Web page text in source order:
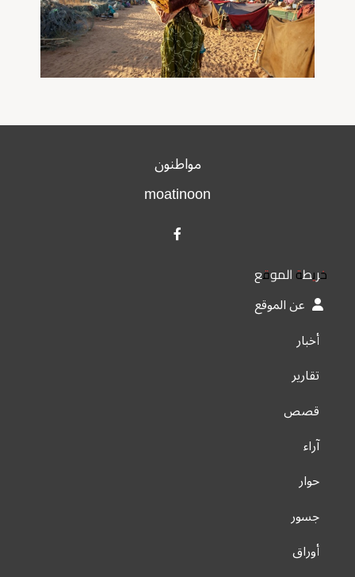
مواطنون
moatinoon
خريطة الموقع
عن الموقع
أخبار
تقارير
قصص
آراء
حوار
جسور
أوراق